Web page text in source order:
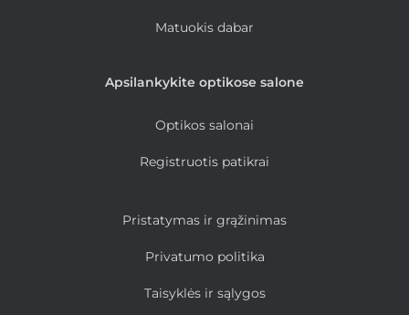
Matuokis dabar
Apsilankykite optikose salone
Optikos salonai
Registruotis patikrai
Pristatymas ir grąžinimas
Privatumo politika
Taisyklės ir sąlygos